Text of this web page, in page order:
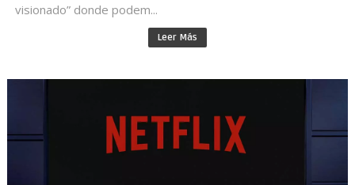
visionado” donde podem...
Leer Más